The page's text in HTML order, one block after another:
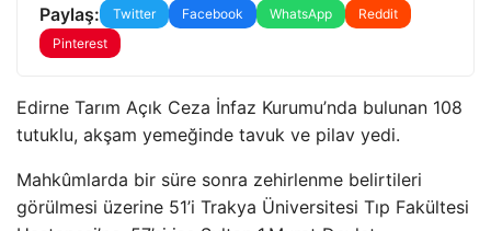
Paylaş: Twitter Facebook WhatsApp
Reddit
Pinterest
Edirne Tarım Açık Ceza İnfaz Kurumu’nda bulunan 108
tutuklu, akşam yemeğinde tavuk ve pilav yedi.
Mahkûmlarda bir süre sonra zehirlenme belirtileri
görülmesi üzerine 51’i Trakya Üniversitesi Tıp Fakültesi